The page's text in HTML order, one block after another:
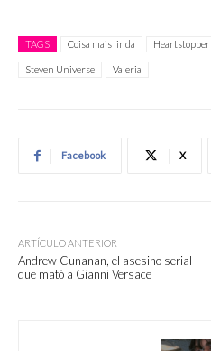
TAGS Coisa mais linda Heartstopper
Steven Universe Valeria
Facebook X
ARTÍCULO ANTERIOR
Andrew Cunanan, el asesino serial
que mató a Gianni Versace